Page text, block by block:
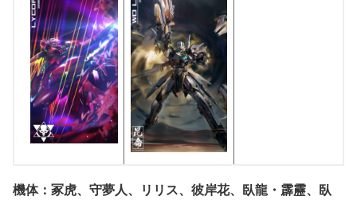
機体：冢虎、守夢人、リリス、彼岸花、臥龍・霹靂、臥